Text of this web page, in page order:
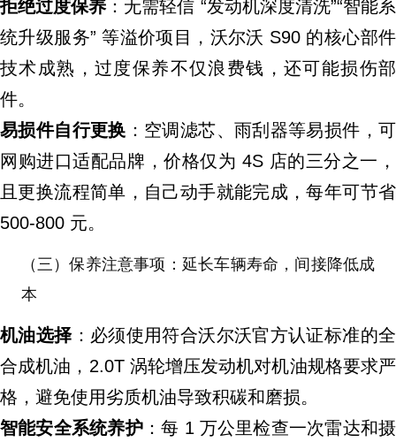
拒绝过度保养：无需轻信 “发动机深度清洗”“智能系
统升级服务” 等溢价项目，沃尔沃 S90 的核心部件
技术成熟，过度保养不仅浪费钱，还可能损伤部
件。
易损件自行更换 ：空调滤芯、雨刮器等易损件，可
网购进口适配品牌，价格仅为 4S 店的三分之一，
且更换流程简单，自己动手就能完成，每年可节省
500-800 元。
（三）保养注意事项：延长车辆寿命，间接降低成
本
机油选择 ：必须使用符合沃尔沃官方认证标准的全
合成机油，2.0T 涡轮增压发动机对机油规格要求严
格，避免使用劣质机油导致积碳和磨损。
智能安全系统养护：每 1 万公里检查一次雷达和摄